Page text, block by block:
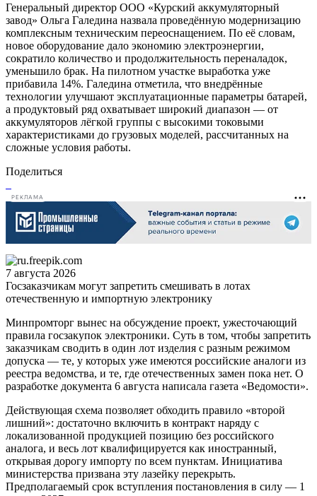
Генеральный директор ООО «Курский аккумуляторный
завод» Ольга Галедина назвала проведённую модернизацию
комплексным техническим переоснащением. По её словам,
новое оборудование дало экономию электроэнергии,
сократило количество и продолжительность переналадок,
уменьшило брак. На пилотном участке выработка уже
прибавила 14%. Галедина отметила, что внедрённые
технологии улучшают эксплуатационные параметры батарей,
а продуктовый ряд охватывает широкий диапазон — от
аккумуляторов лёгкой группы с высокими токовыми
характеристиками до грузовых моделей, рассчитанных на
сложные условия работы.
Поделиться
РЕКЛАМА
7 августа 2026
Госзаказчикам могут запретить смешивать в лотах
отечественную и импортную электронику
Минпромторг вынес на обсуждение проект, ужесточающий
правила госзакупок электроники. Суть в том, чтобы запретить
заказчикам сводить в один лот изделия с разным режимом
допуска — те, у которых уже имеются российские аналоги из
реестра ведомства, и те, где отечественных замен пока нет. О
разработке документа 6 августа написала газета «Ведомости».
Действующая схема позволяет обходить правило «второй
лишний»: достаточно включить в контракт наряду с
локализованной продукцией позицию без российского
аналога, и весь лот квалифицируется как иностранный,
открывая дорогу импорту по всем пунктам. Инициатива
министерства призвана эту лазейку перекрыть.
Предполагаемый срок вступления постановления в силу — 1